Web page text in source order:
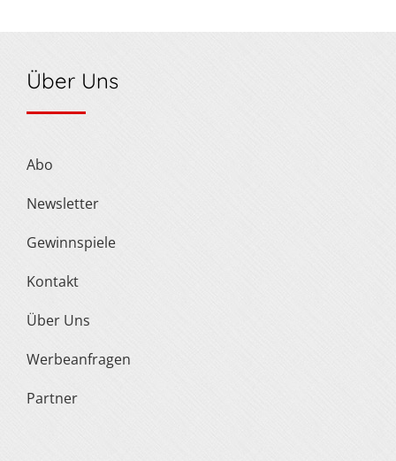
Über Uns
Abo
Newsletter
Gewinnspiele
Kontakt
Über Uns
Werbeanfragen
Partner